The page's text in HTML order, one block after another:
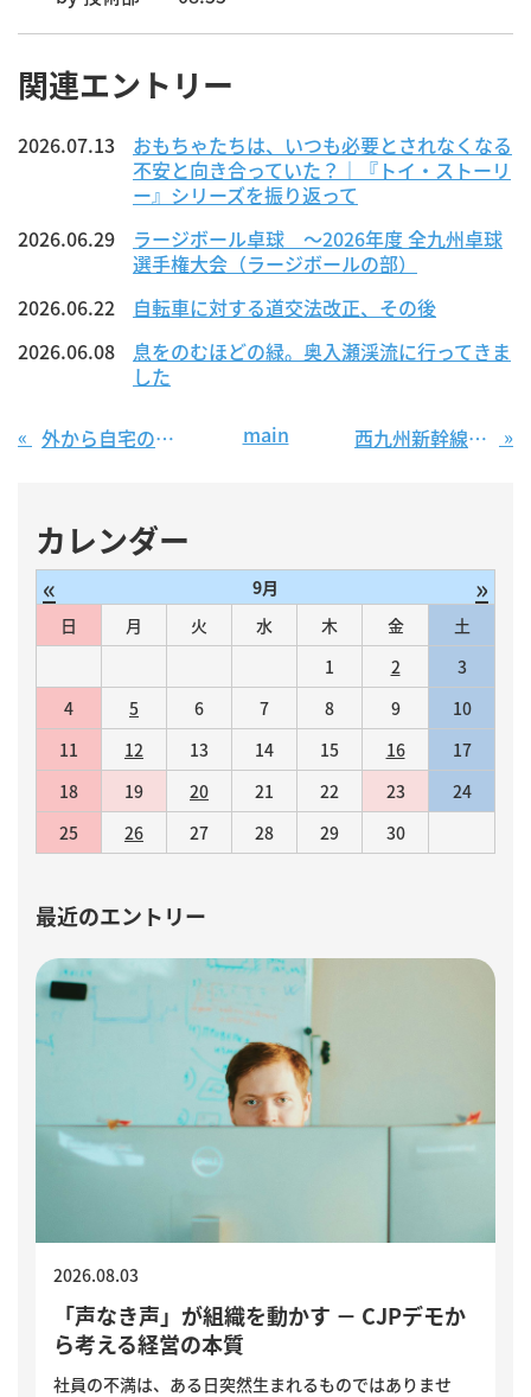
関連エントリー
2026.07.13
おもちゃたちは、いつも必要とされなくなる
不安と向き合っていた？｜『トイ・ストーリ
ー』シリーズを振り返って
2026.06.29
ラージボール卓球 ～2026年度 全九州卓球
選手権大会（ラージボールの部）
2026.06.22
自転車に対する道交法改正、その後
2026.06.08
息をのむほどの緑。奥入瀬渓流に行ってきま
した
« 外から自宅のネットワークカメラを見たい main 西九州新幹線にみる「失敗の本質」について »
カレンダー
« 9月 »
日 月 火 水 木 金
土
1
2
3
4
5 6 7 8 9
10
11
12 13 14 15 16
17
18
19 20 21 22 23
24
25
26 27 28 29 30
最近のエントリー
「声なき声」が組織を動かす － CJPデモか
ら考える経営の本質
2026.08.03
社員の不満は、ある日突然生まれるものではありませ